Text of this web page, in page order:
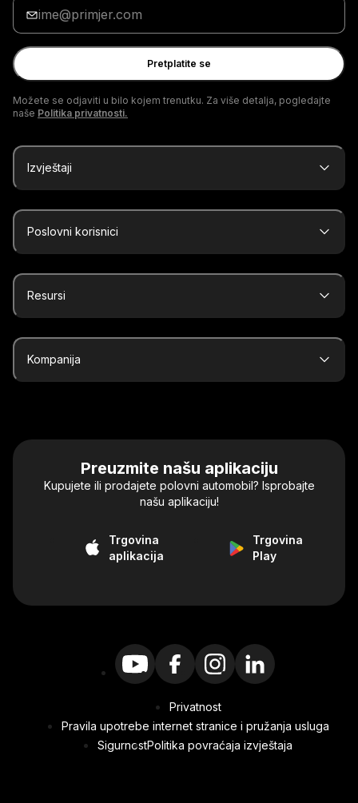
Unesite
svoju
e-
mail
adresu
Pretplatite se
Možete se odjaviti u bilo kojem trenutku. Za više detalja, pogledajte
naše Politika privatnosti.
Izvještaji
Poslovni korisnici
Resursi
Kompanija
Preuzmite našu aplikaciju
Kupujete ili prodajete polovni automobil? Isprobajte
našu aplikaciju!
Trgovina
aplikacija
Trgovina
Play
Privatnost
Pravila upotrebe internet stranice i pružanja usluga
SigurnostPolitika povraćaja izvještaja